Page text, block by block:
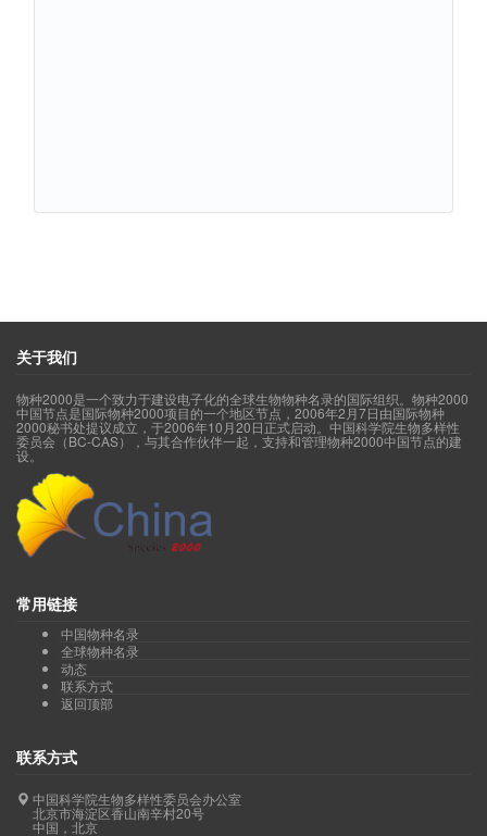
关于我们
物种2000是一个致力于建设电子化的全球生物物种名录的国际组织。物种2000
中国节点是国际物种2000项目的一个地区节点，2006年2月7日由国际物种
2000秘书处提议成立，于2006年10月20日正式启动。中国科学院生物多样性
委员会（BC-CAS），与其合作伙伴一起，支持和管理物种2000中国节点的建
设。
常用链接
中国物种名录
全球物种名录
动态
联系方式
返回顶部
联系方式
中国科学院生物多样性委员会办公室
北京市海淀区香山南辛村20号
中国，北京